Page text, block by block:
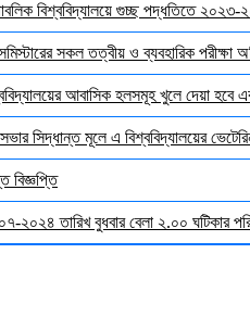
বিশ্ববিদ্যালয়ে গুচ্ছ পদ্ধতিতে
সকল তত্বীয় ও ব্যবহারিক পরীক্ষা
আবাসিক হলসমূহ খুলে দেয়া
সিদ্ধান্ত মূলে এ বিশ্ববিদ্যালয়ের
বিজ্ঞপ্তি
২০২৪ তারিখ বুধবার বেলা ২.০০ ঘটিকার